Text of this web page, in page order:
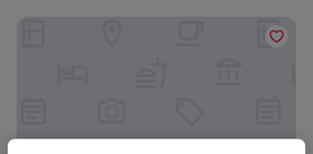
Holiday Inn – the niu, Mill Cologne Mülheim by IHG